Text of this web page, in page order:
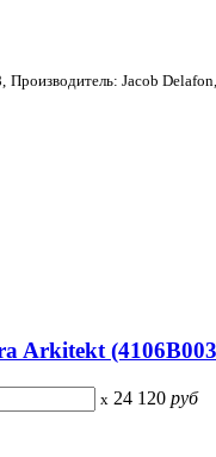
Производитель: Jacob
Arkitekt
x 24 120 руб